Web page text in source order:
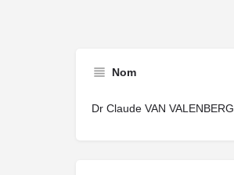
Nom
Dr Claude VAN VALENBERG